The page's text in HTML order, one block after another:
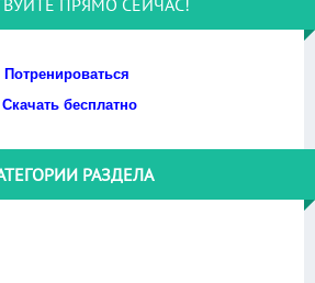
ПРЯМО СЕЙЧАС!
Потренироваться
Скачать бесплатно
РАЗДЕЛА